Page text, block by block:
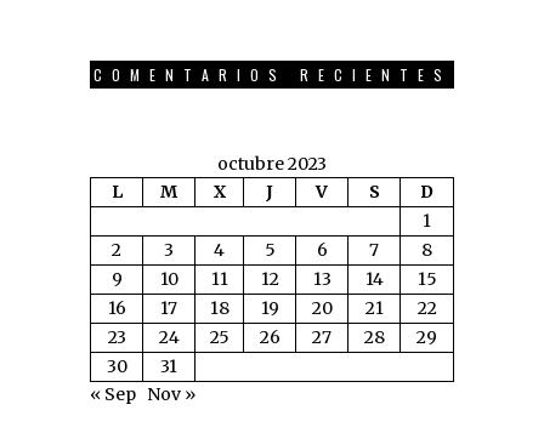
COMENTARIOS RECIENTES
octubre 2023
L
M X J V S
D
1
2
3 4 5 6 7
8
9
10 11 12 13 14
15
16
17 18 19 20 21
22
23
24 25 26 27 28
29
30
31
« Sep Nov »